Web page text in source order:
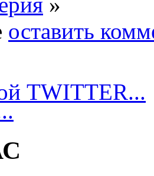
оставить
TWITTER...